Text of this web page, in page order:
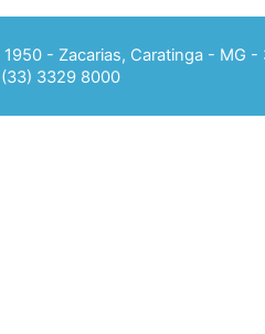
1950 - Zacarias, Caratinga - MG
3329 8000